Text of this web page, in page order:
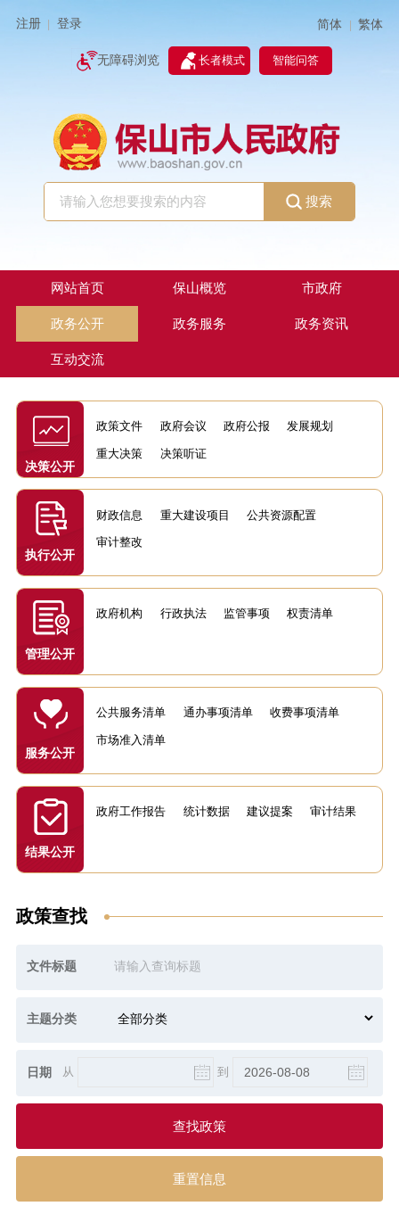
注册 登录 简体 | 繁体
无障碍浏览 长者模式 智能问答
搜索
网站首页 保山概览 市政府
政务公开 政务服务 政务资讯
互动交流
决策公开
政策文件 政府会议 政府公报 发展规划
重大决策 决策听证
执行公开
财政信息 重大建设项目 公共资源配置
审计整改
管理公开
政府机构 行政执法 监管事项 权责清单
服务公开
公共服务清单 通办事项清单 收费事项清单
市场准入清单
结果公开
政府工作报告 统计数据 建议提案 审计结果
政策查找
文件标题
主题分类
日期 从 到
查找政策
重置信息